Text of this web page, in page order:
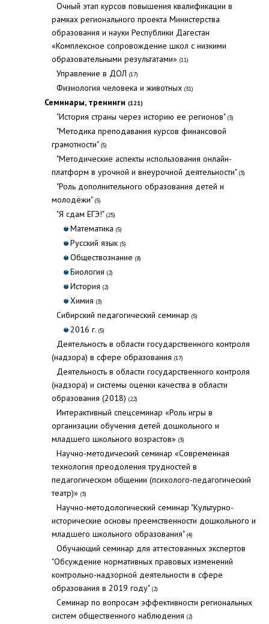
Очный этап курсов повышения квалификации в
рамках регионального проекта Министерства
образования и науки Республики Дагестан
«Комплексное сопровождение школ с низкими
образовательными результатами» (11)
Управление в ДОЛ (17)
Физиология человека и животных (31)
Семинары, тренинги (121)
"История страны через историю ее регионов" (3)
"Методика преподавания курсов финансовой
грамотности" (5)
"Методические аспекты использования онлайн-
платформ в урочной и внеурочной деятельности" (3)
"Роль дополнительного образования детей и
молодёжи" (5)
"Я сдам ЕГЭ!" (25)
Математика (5)
Русский язык (5)
Обществознание (8)
Биология (2)
История (2)
Химия (3)
Cибирский педагогический семинар (5)
2016 г. (5)
Деятельность в области государственного контроля
(надзора) в сфере образования (17)
Деятельность в области государственного контроля
(надзора) и системы оценки качества в области
образования (2018) (22)
Интерактивный спецсеминар «Роль игры в
организации обучения детей дошкольного и
младшего школьного возрастов» (3)
Научно-методический семинар «Современная
технология преодоления трудностей в
педагогическом общении (психолого-педагогический
театр)» (3)
Научно-методологический семинар "Культурно-
исторические основы преемственности дошкольного и
младшего школьного образования" (4)
Обучающий семинар для аттестованных экспертов
"Обсуждение нормативных правовых изменений
контрольно-надзорной деятельности в сфере
образования в 2019 году" (2)
Семинар по вопросам эффективности региональных
систем общественного наблюдения (2)